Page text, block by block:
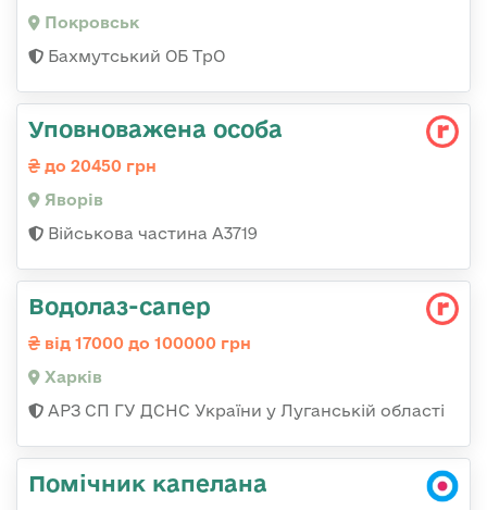
Покровськ
Бахмутський ОБ ТрО
Уповноважена особа
до 20450 грн
Яворів
Військова частина А3719
Водолаз-сапер
від 17000 до 100000 грн
Харків
АРЗ СП ГУ ДСНС України у Луганській області
Помічник капелана